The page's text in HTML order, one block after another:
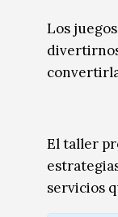
Música
Música
Sin categoría
Los
El taller
servicios